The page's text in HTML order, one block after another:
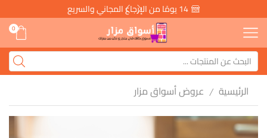
14 يومًا من الإرجاع المجاني والسريع
0
الرئيسية / عروض أسواق مزار